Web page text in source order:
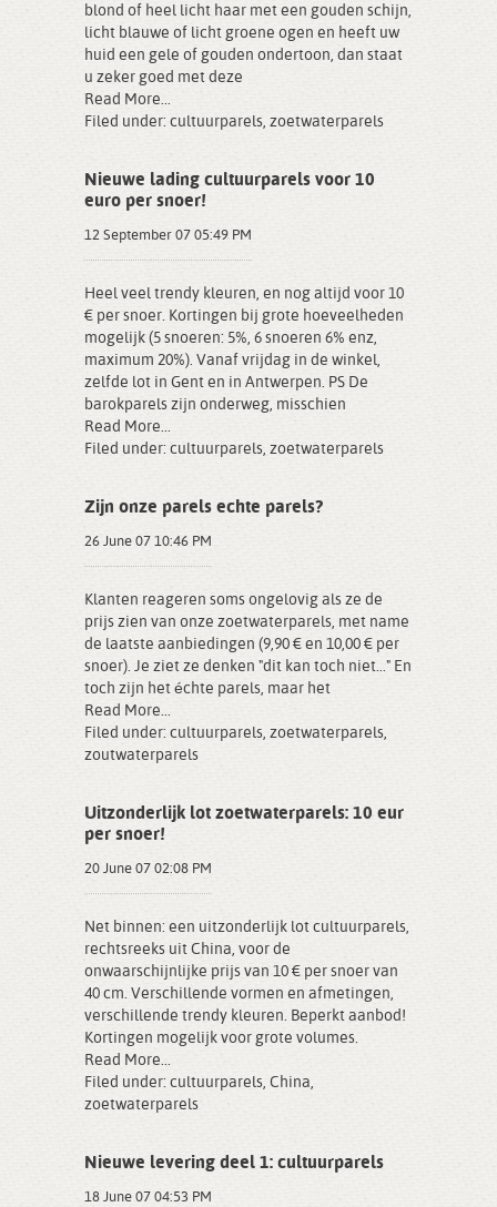
blond of heel licht haar met een gouden schijn,
licht blauwe of licht groene ogen en heeft uw
huid een gele of gouden ondertoon, dan staat
u zeker goed met deze
Read More...
Filed under: cultuurparels, zoetwaterparels
Nieuwe lading cultuurparels voor 10
euro per snoer!
12 September 07 05:49 PM
Heel veel trendy kleuren, en nog altijd voor 10
€ per snoer. Kortingen bij grote hoeveelheden
mogelijk (5 snoeren: 5%, 6 snoeren 6% enz,
maximum 20%). Vanaf vrijdag in de winkel,
zelfde lot in Gent en in Antwerpen. PS De
barokparels zijn onderweg, misschien
Read More...
Filed under: cultuurparels, zoetwaterparels
Zijn onze parels echte parels?
26 June 07 10:46 PM
Klanten reageren soms ongelovig als ze de
prijs zien van onze zoetwaterparels, met name
de laatste aanbiedingen (9,90 € en 10,00 € per
snoer). Je ziet ze denken "dit kan toch niet..." En
toch zijn het échte parels, maar het
Read More...
Filed under: cultuurparels, zoetwaterparels,
zoutwaterparels
Uitzonderlijk lot zoetwaterparels: 10 eur
per snoer!
20 June 07 02:08 PM
Net binnen: een uitzonderlijk lot cultuurparels,
rechtsreeks uit China, voor de
onwaarschijnlijke prijs van 10 € per snoer van
40 cm. Verschillende vormen en afmetingen,
verschillende trendy kleuren. Beperkt aanbod!
Kortingen mogelijk voor grote volumes.
Read More...
Filed under: cultuurparels, China,
zoetwaterparels
Nieuwe levering deel 1: cultuurparels
18 June 07 04:53 PM